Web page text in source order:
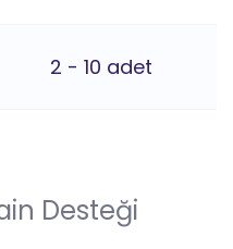
2 - 10 adet
Desteği